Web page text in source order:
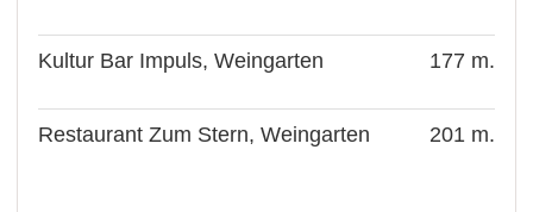
Kultur Bar Impuls, Weingarten 177 m.
Restaurant Zum Stern, Weingarten 201 m.